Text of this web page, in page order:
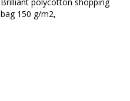
bag 150 g/m2,